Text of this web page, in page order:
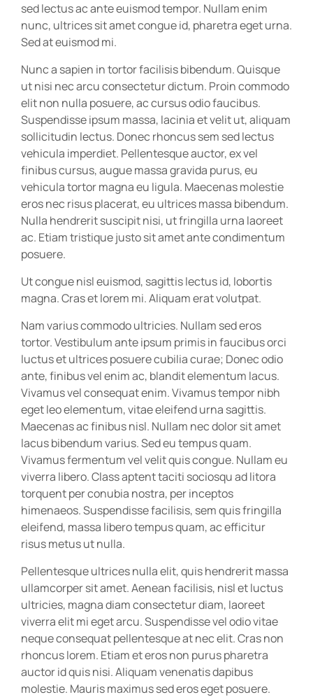
sed lectus ac ante euismod tempor. Nullam enim
nunc, ultrices sit amet congue id, pharetra eget urna.
Sed at euismod mi.
Nunc a sapien in tortor facilisis bibendum. Quisque
ut nisi nec arcu consectetur dictum. Proin commodo
elit non nulla posuere, ac cursus odio faucibus.
Suspendisse ipsum massa, lacinia et velit ut, aliquam
sollicitudin lectus. Donec rhoncus sem sed lectus
vehicula imperdiet. Pellentesque auctor, ex vel
finibus cursus, augue massa gravida purus, eu
vehicula tortor magna eu ligula. Maecenas molestie
eros nec risus placerat, eu ultrices massa bibendum.
Nulla hendrerit suscipit nisi, ut fringilla urna laoreet
ac. Etiam tristique justo sit amet ante condimentum
posuere.
Ut congue nisl euismod, sagittis lectus id, lobortis
magna. Cras et lorem mi. Aliquam erat volutpat.
Nam varius commodo ultricies. Nullam sed eros
tortor. Vestibulum ante ipsum primis in faucibus orci
luctus et ultrices posuere cubilia curae; Donec odio
ante, finibus vel enim ac, blandit elementum lacus.
Vivamus vel consequat enim. Vivamus tempor nibh
eget leo elementum, vitae eleifend urna sagittis.
Maecenas ac finibus nisl. Nullam nec dolor sit amet
lacus bibendum varius. Sed eu tempus quam.
Vivamus fermentum vel velit quis congue. Nullam eu
viverra libero. Class aptent taciti sociosqu ad litora
torquent per conubia nostra, per inceptos
himenaeos. Suspendisse facilisis, sem quis fringilla
eleifend, massa libero tempus quam, ac efficitur
risus metus ut nulla.
Pellentesque ultrices nulla elit, quis hendrerit massa
ullamcorper sit amet. Aenean facilisis, nisl et luctus
ultricies, magna diam consectetur diam, laoreet
viverra elit mi eget arcu. Suspendisse vel odio vitae
neque consequat pellentesque at nec elit. Cras non
rhoncus lorem. Etiam et eros non purus pharetra
auctor id quis nisi. Aliquam venenatis dapibus
molestie. Mauris maximus sed eros eget posuere.